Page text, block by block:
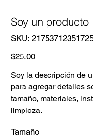
Soy un producto
SKU: SKU
217537123517253
Precio
$25.00
Soy la descripción de
para agregar detalles
tamaño, materiales,
limpieza.
Tamaño